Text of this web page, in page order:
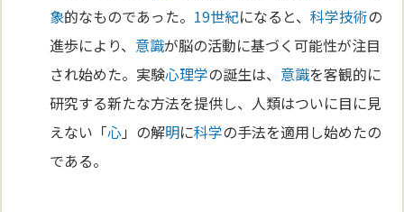
象的なものであった。 19世紀になると、科学技術の
進歩により、 意識が脳の活動に基づく可能性が注目
され始めた。実験心理学の誕生は、 意識を客観的に
研究する新たな方法を提供し、人類はついに目に見
えない「心」の解明に科学の手法を適用し始めたの
である。